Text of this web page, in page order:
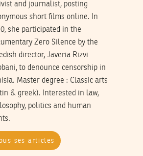
and journalist, posting
short films online. In
she participated in the
Zero Silence by the
director, Javeria Rizvi
to denounce censorship in
Master degree : Classic arts
& greek). Interested in law,
politics and human
ses articles